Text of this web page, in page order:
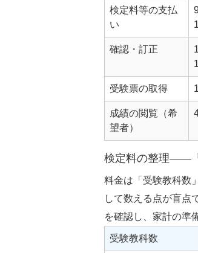
検定料等の支払
い
確認・訂正
受験票の取得
成績の閲覧（希
望者）
検定料の整理——
料金は「受験教科数
して数える点が盲点
を確認し、家計の準
受験教科数